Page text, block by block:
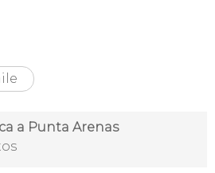
a Punta Arenas